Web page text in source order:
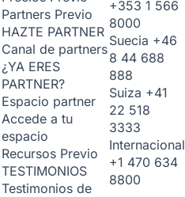
Partners Previo
HAZTE PARTNER
Canal de partners
¿YA ERES
PARTNER?
Espacio partner
Accede a tu
espacio
Recursos Previo
TESTIMONIOS
Testimonios de
+353 1 566
8000
Suecia +46
8 44 688
888
Suiza +41
22 518
3333
Internacional
+1 470 634
8800